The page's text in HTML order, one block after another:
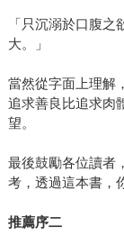
「只沉溺於口腹
大。」
當然從字面上理解
追求善良比追求肉
望。
最後鼓勵各位讀者
考，透過這本書，
推薦序二